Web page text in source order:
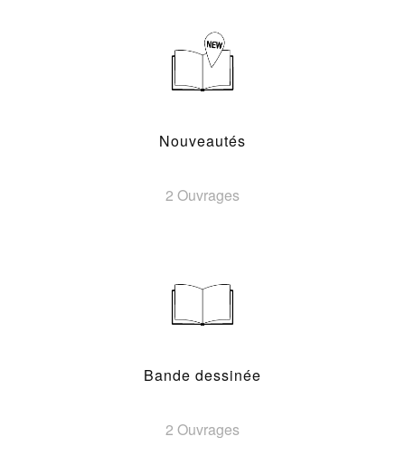
Nouveautés
2 Ouvrages
Bande dessinée
2 Ouvrages